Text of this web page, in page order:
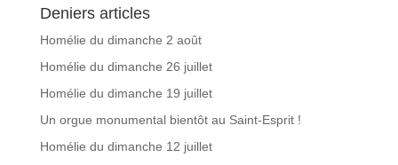
Deniers articles
Homélie du dimanche 2 août
Homélie du dimanche 26 juillet
Homélie du dimanche 19 juillet
Un orgue monumental bientôt au Saint-Esprit !
Homélie du dimanche 12 juillet